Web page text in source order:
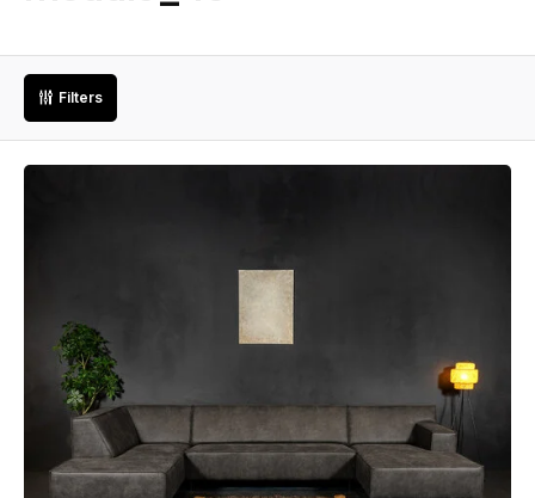
Filters